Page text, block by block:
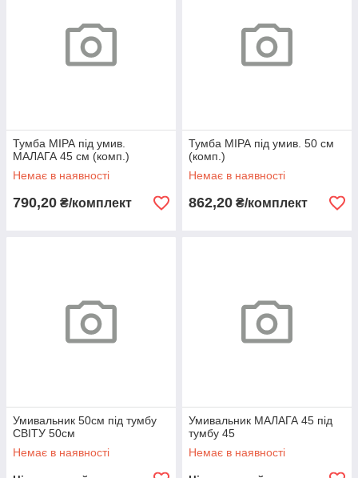
Тумба МІРА під умив.
МАЛАГА 45 см (комп.)
Немає в наявності
790,20 ₴/комплект
Тумба МІРА під умив. 50 см
(комп.)
Немає в наявності
862,20 ₴/комплект
Умивальник 50см під тумбу
СВІТУ 50см
Немає в наявності
Умивальник МАЛАГА 45 під
тумбу 45
Немає в наявності